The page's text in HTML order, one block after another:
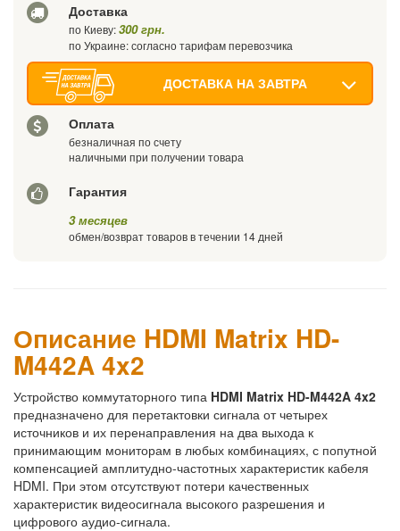
Доставка
по Киеву:300 грн.
по Украине: согласно тарифам перевозчика
ДОСТАВКА НА ЗАВТРА
Оплата
безналичная по счету
наличными при получении товара
Гарантия
3 месяцев
обмен/возврат товаров в течении 14 дней
Описание HDMI Matrix HD-
M442A 4x2
Устройство коммутаторного типа HDMI Matrix HD-M442A 4x2
предназначено для перетактовки сигнала от четырех
источников и их перенаправления на два выхода к
принимающим мониторам в любых комбинациях, с попутной
компенсацией амплитудно-частотных характеристик кабеля
HDMI. При этом отсутствуют потери качественных
характеристик видеосигнала высокого разрешения и
цифрового аудио-сигнала.